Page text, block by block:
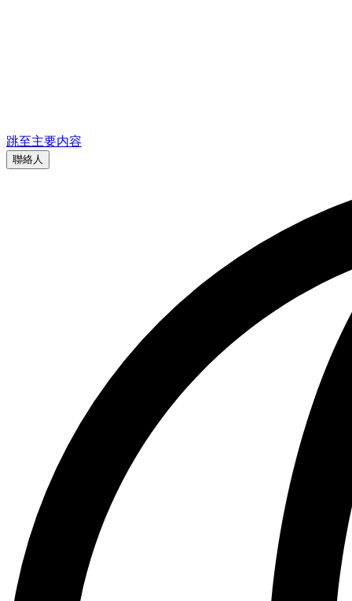
跳至主要内容
聯絡人